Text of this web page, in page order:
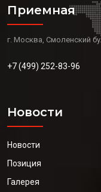
Приемная
г. Москва, Смоленский
+7 (499) 252-83-96
Новости
Новости
Позиция
Галерея